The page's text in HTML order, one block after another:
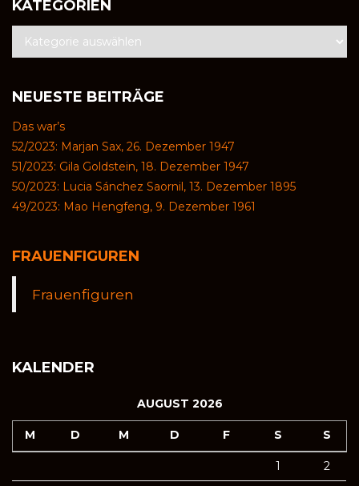
KATEGORIEN
NEUESTE BEITRÄGE
Das war’s
52/2023: Marjan Sax, 26. Dezember 1947
51/2023: Gila Goldstein, 18. Dezember 1947
50/2023: Lucia Sánchez Saornil, 13. Dezember 1895
49/2023: Mao Hengfeng, 9. Dezember 1961
FRAUENFIGUREN
Frauenfiguren
KALENDER
AUGUST 2026
M D M D F S S
1
2